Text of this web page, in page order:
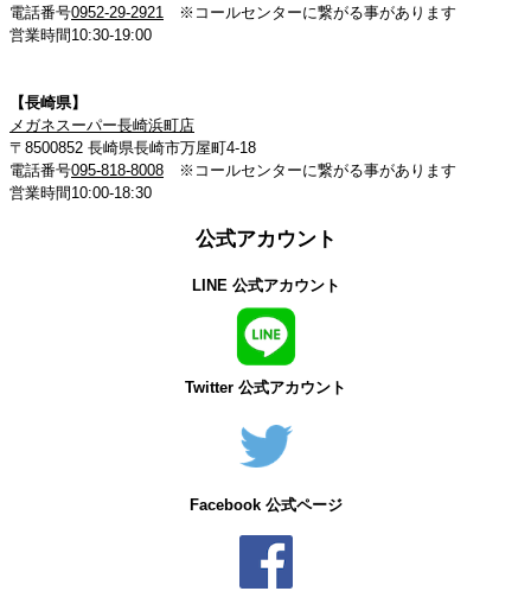
電話番号0952-29-2921 ※コールセンターに繋がる事があります
営業時間10:30-19:00
【長崎県】
メガネスーパー長崎浜町店
〒8500852 長崎県長崎市万屋町4-18
電話番号095-818-8008 ※コールセンターに繋がる事があります
営業時間10:00-18:30
公式アカウント
LINE 公式アカウント
Twitter 公式アカウント
Facebook 公式ページ